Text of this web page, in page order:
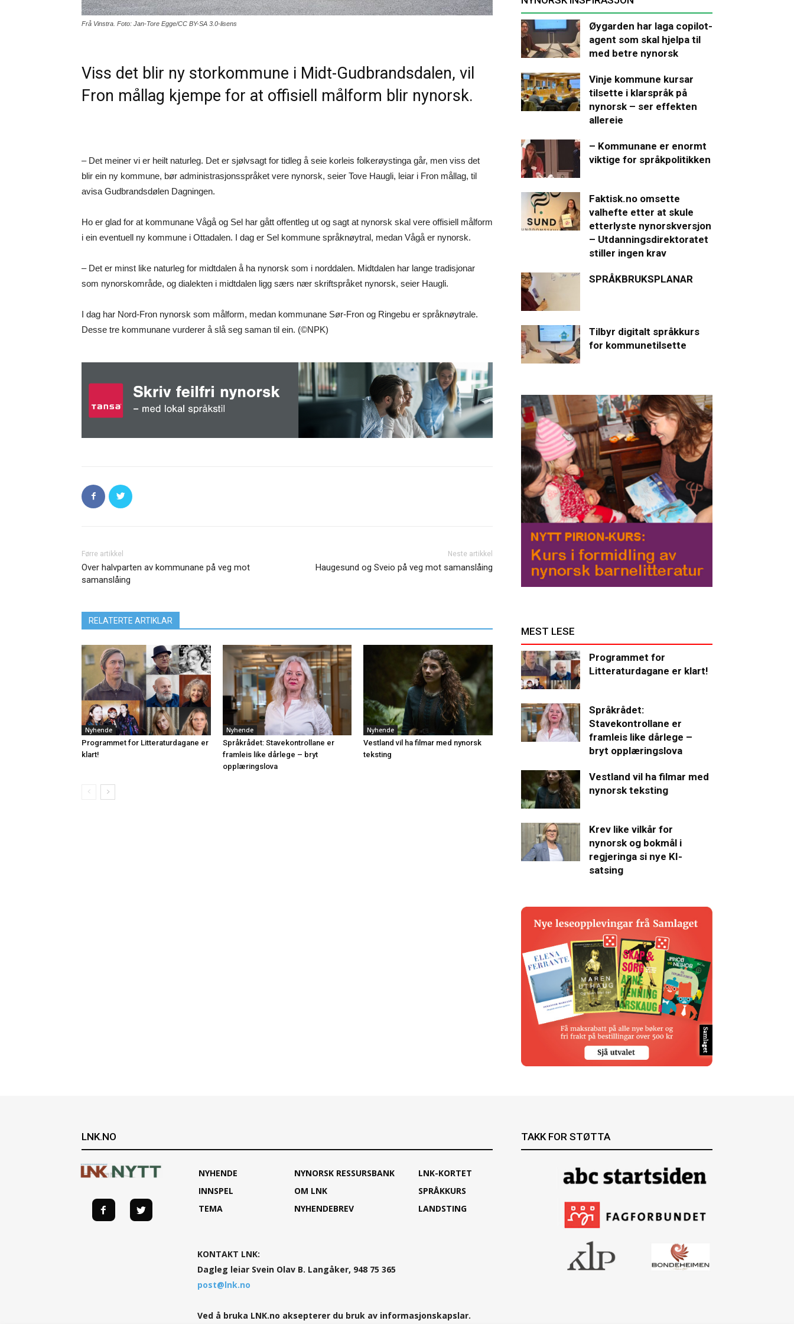
Frå Vinstra. Foto: Jan-Tore Egge/CC BY-SA 3.0-lisens
Viss det blir ny storkommune i Midt-Gudbrandsdalen, vil
Fron mållag kjempe for at offisiell målform blir nynorsk.
– Det meiner vi er heilt naturleg. Det er sjølvsagt for tidleg å seie korleis folkerøystinga går, men viss det
blir ein ny kommune, bør administrasjonsspråket vere nynorsk, seier Tove Haugli, leiar i Fron mållag, til
avisa Gudbrandsdølen Dagningen.
Ho er glad for at kommunane Vågå og Sel har gått offentleg ut og sagt at nynorsk skal vere offisiell målform
i ein eventuell ny kommune i Ottadalen. I dag er Sel kommune språknøytral, medan Vågå er nynorsk.
– Det er minst like naturleg for midtdalen å ha nynorsk som i norddalen. Midtdalen har lange tradisjonar
som nynorskområde, og dialekten i midtdalen ligg særs nær skriftspråket nynorsk, seier Haugli.
I dag har Nord-Fron nynorsk som målform, medan kommunane Sør-Fron og Ringebu er språknøytrale.
Desse tre kommunane vurderer å slå seg saman til ein. (©NPK)
Førre artikkel
Over halvparten av kommunane på veg mot
samanslåing
Neste artikkel
Haugesund og Sveio på veg mot samanslåing
RELATERTE ARTIKLAR
Nyhende
Programmet for Litteraturdagane er
klart!
Nyhende
Språkrådet: Stavekontrollane er
framleis like dårlege – bryt
opplæringslova
Nyhende
Vestland vil ha filmar med nynorsk
teksting
Øygarden har laga copilot-
agent som skal hjelpa til
med betre nynorsk
Vinje kommune kursar
tilsette i klarspråk på
nynorsk – ser effekten
allereie
– Kommunane er enormt
viktige for språkpolitikken
Faktisk.no omsette
valhefte etter at skule
etterlyste nynorskversjon
– Utdanningsdirektoratet
stiller ingen krav
SPRÅKBRUKSPLANAR
Tilbyr digitalt språkkurs
for kommunetilsette
MEST LESE
Programmet for
Litteraturdagane er klart!
Språkrådet:
Stavekontrollane er
framleis like dårlege –
bryt opplæringslova
Vestland vil ha filmar med
nynorsk teksting
Krev like vilkår for
nynorsk og bokmål i
regjeringa si nye KI-
satsing
LNK.NO
NYHENDE
INNSPEL
TEMA
NYNORSK RESSURSBANK
OM LNK
NYHENDEBREV
LNK-KORTET
SPRÅKKURS
LANDSTING
KONTAKT LNK:
Dagleg leiar Svein Olav B. Langåker, 948 75 365
post@lnk.no
Ved å bruka LNK.no aksepterer du bruk av informasjonskapslar.
TAKK FOR STØTTA